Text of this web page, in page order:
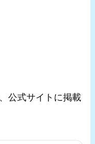
公式サイトに掲載